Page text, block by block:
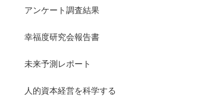
アンケート調査結果
幸福度研究会報告書
未来予測レポート
人的資本経営を科学する